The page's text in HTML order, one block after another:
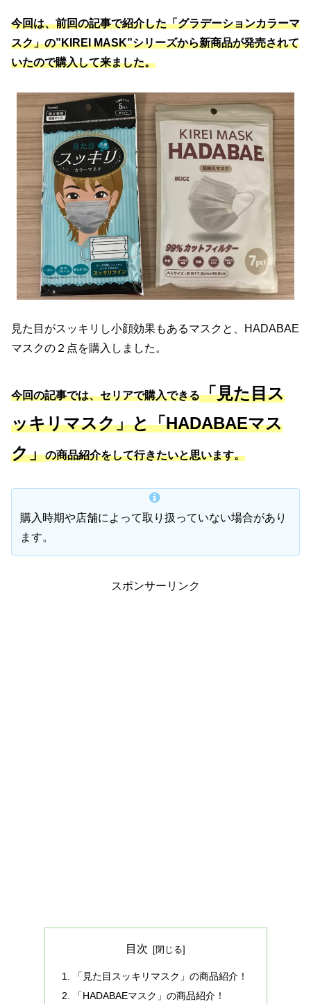
今回は、前回の記事で紹介した「グラデーションカラーマ
スク」の”KIREI MASK”シリーズから新商品が発売されて
いたので購入して来ました。
見た目がスッキリし小顔効果もあるマスクと、HADABAE
マスクの２点を購入しました。
今回の記事では、セリアで購入できる「見た目ス
ッキリマスク」と「HADABAEマス
ク」の商品紹介をして行きたいと思います。
購入時期や店舗によって取り扱っていない場合があり
ます。
スポンサーリンク
目次
「見た目スッキリマスク」の商品紹介！
「HADABAEマスク」の商品紹介！